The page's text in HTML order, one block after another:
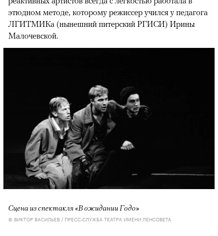
этюдном методе, которому режиссер учился у педагога
ЛГИТМИКа (нынешний питерский РГИСИ) Ирины
Малочевской.
Сцена из спектакля «В ожидании Годо»
© ВИКТОР ВАСИЛЬЕВ / ПРЕСС-СЛУЖБА ТЕАТРА ИМЕНИ ЛЕНСОВЕТА